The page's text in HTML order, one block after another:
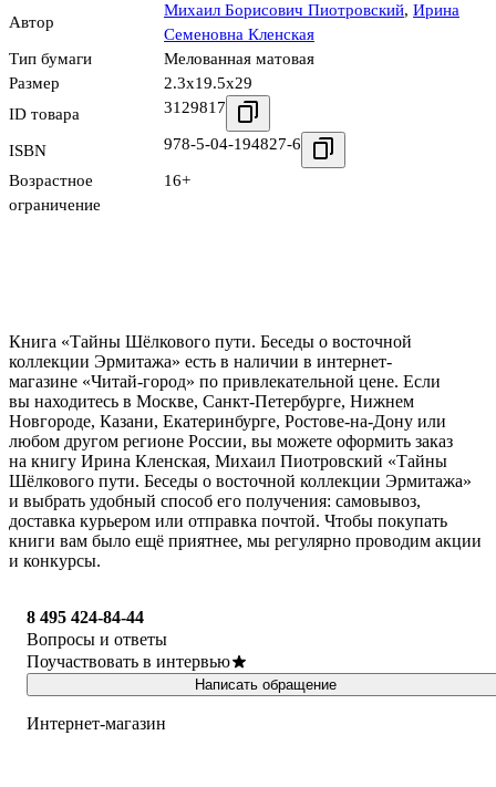
Автор
Михаил Борисович Пиотровский, Ирина
Семеновна Кленская
Тип бумаги
Мелованная матовая
Размер
2.3x19.5x29
ID товара
3129817
ISBN 978-5-04-194827-6
Возрастное
ограничение
16+
Книга «Тайны Шёлкового пути. Беседы о восточной
коллекции Эрмитажа» есть в наличии в интернет-
магазине «Читай-город» по привлекательной цене. Если
вы находитесь в Москве, Санкт-Петербурге, Нижнем
Новгороде, Казани, Екатеринбурге, Ростове-на-Дону или
любом другом регионе России, вы можете оформить заказ
на книгу Ирина Кленская, Михаил Пиотровский «Тайны
Шёлкового пути. Беседы о восточной коллекции Эрмитажа»
и выбрать удобный способ его получения: самовывоз,
доставка курьером или отправка почтой. Чтобы покупать
книги вам было ещё приятнее, мы регулярно проводим акции
и конкурсы.
8 495 424-84-44
Вопросы и ответы
Поучаствовать в интервью
Написать обращение
Интернет-магазин